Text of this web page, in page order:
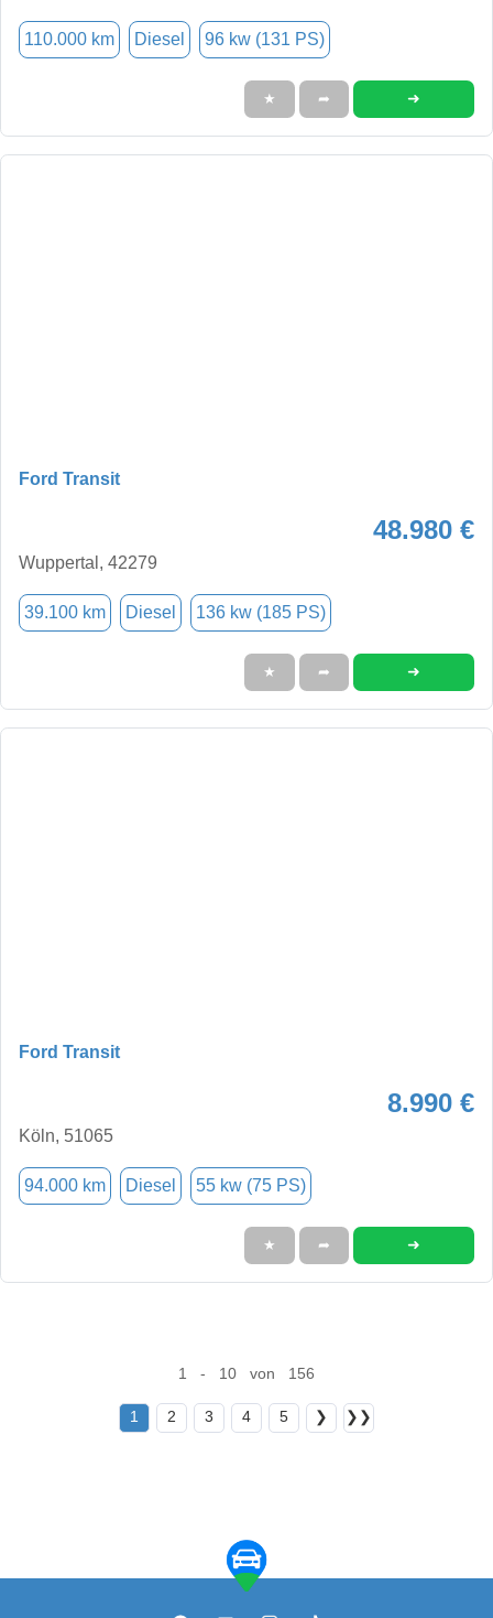
110.000 km Diesel 96 kw (131 PS)
★ ➦ ➜
Ford Transit
48.980 €
Wuppertal, 42279
39.100 km Diesel 136 kw (185 PS)
★ ➦ ➜
Ford Transit
8.990 €
Köln, 51065
94.000 km Diesel 55 kw (75 PS)
★ ➦ ➜
1 - 10 von 156
1 2 3 4 5 ❯ ❯❯